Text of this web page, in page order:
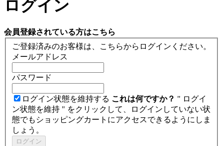
ログイン
会員登録されている方はこちら
ご登録済みのお客様は、こちらからログインください。
メールアドレス
パスワード
ログイン状態を維持する これは何ですか？ " ログイ
ン状態を維持 " をクリックして、ログインしていない状
態でもショッピングカートにアクセスできるようにしま
しょう。
ログイン